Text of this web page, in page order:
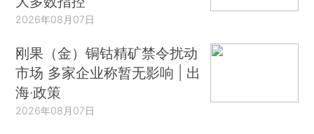
2026年08月07日
刚果（金）铜钴精矿禁令扰动
市场 多家企业称暂无影响 | 出
海·政策
2026年08月07日